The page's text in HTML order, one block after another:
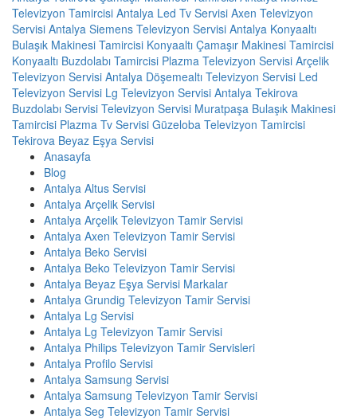
Televizyon Tamircisi Antalya Led Tv Servisi Axen Televizyon
Servisi Antalya Siemens Televizyon Servisi Antalya Konyaaltı
Bulaşık Makinesi Tamircisi Konyaaltı Çamaşır Makinesi Tamircisi
Konyaaltı Buzdolabı Tamircisi Plazma Televizyon Servisi Arçelik
Televizyon Servisi Antalya Döşemealtı Televizyon Servisi Led
Televizyon Servisi Lg Televizyon Servisi Antalya Tekirova
Buzdolabı Servisi Televizyon Servisi Muratpaşa Bulaşık Makinesi
Tamircisi Plazma Tv Servisi Güzeloba Televizyon Tamircisi
Tekirova Beyaz Eşya Servisi
Anasayfa
Blog
Antalya Altus Servisi
Antalya Arçelik Servisi
Antalya Arçelik Televizyon Tamir Servisi
Antalya Axen Televizyon Tamir Servisi
Antalya Beko Servisi
Antalya Beko Televizyon Tamir Servisi
Antalya Beyaz Eşya Servisi Markalar
Antalya Grundig Televizyon Tamir Servisi
Antalya Lg Servisi
Antalya Lg Televizyon Tamir Servisi
Antalya Philips Televizyon Tamir Servisleri
Antalya Profilo Servisi
Antalya Samsung Servisi
Antalya Samsung Televizyon Tamir Servisi
Antalya Seg Televizyon Tamir Servisi